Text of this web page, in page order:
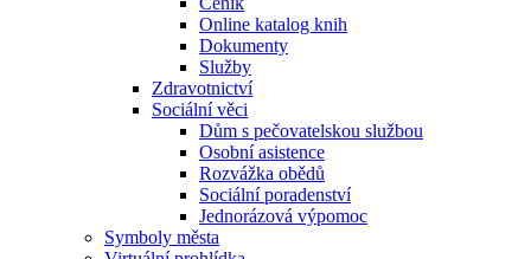
Online katalog knih
Dokumenty
Služby
Zdravotnictví
Sociální věci
Dům s pečovatelskou službou
Osobní asistence
Rozvážka obědů
Sociální poradenství
Jednorázová výpomoc
Symboly města